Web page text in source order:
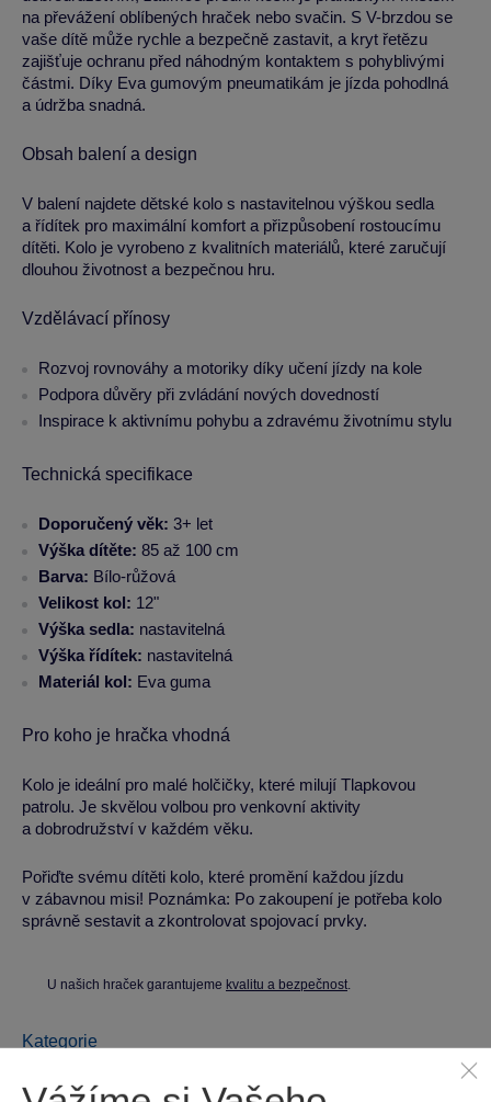
na převážení oblíbených hraček nebo svačin. S V-brzdou se
vaše dítě může rychle a bezpečně zastavit, a kryt řetězu
zajišťuje ochranu před náhodným kontaktem s pohyblivými
částmi. Díky Eva gumovým pneumatikám je jízda pohodlná
a údržba snadná.
Obsah balení a design
V balení najdete dětské kolo s nastavitelnou výškou sedla
a řídítek pro maximální komfort a přizpůsobení rostoucímu
dítěti. Kolo je vyrobeno z kvalitních materiálů, které zaručují
dlouhou životnost a bezpečnou hru.
Vzdělávací přínosy
Rozvoj rovnováhy a motoriky díky učení jízdy na kole
Podpora důvěry při zvládání nových dovedností
Inspirace k aktivnímu pohybu a zdravému životnímu stylu
Technická specifikace
Doporučený věk: 3+ let
Výška dítěte: 85 až 100 cm
Barva: Bílo-růžová
Velikost kol: 12"
Výška sedla: nastavitelná
Výška řídítek: nastavitelná
Materiál kol: Eva guma
Pro koho je hračka vhodná
Kolo je ideální pro malé holčičky, které milují Tlapkovou
patrolu. Je skvělou volbou pro venkovní aktivity
a dobrodružství v každém věku.
Pořiďte svému dítěti kolo, které promění každou jízdu
v zábavnou misi! Poznámka: Po zakoupení je potřeba kolo
správně sestavit a zkontrolovat spojovací prvky.
U našich hraček garantujeme kvalitu a bezpečnost.
Kategorie